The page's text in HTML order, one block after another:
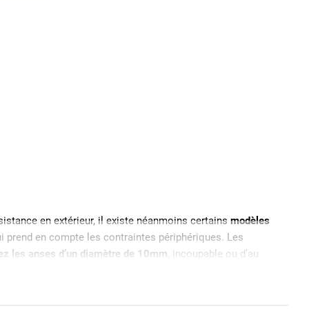
en extérieur, il existe néanmoins certains modèles
en compte les contraintes périphériques. Les
les anses d’un diamètre de 10mm , incoupable ou d’au
une bague PVC. Si l’acier cémenté assure une